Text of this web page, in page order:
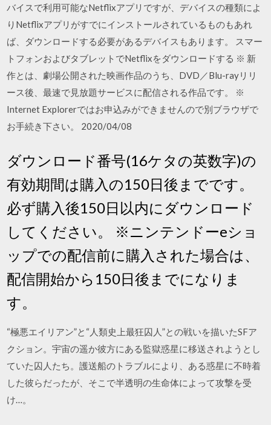
バイスで利用可能なNetflixアプリですが、デバイスの種類によ
りNetflixアプリがすでにインストールされているものもあれ
ば、ダウンロードする必要があるデバイスもあります。 スマー
トフォンおよびタブレットでNetflixをダウンロードする ※ 新
作とは、劇場公開された映画作品のうち、DVD／Blu-rayリリ
ース後、最速で見放題サービスに配信される作品です。 ※
Internet Explorerではお申込みができませんので別ブラウザで
お手続き下さい。 2020/04/08
ダウンロード番号(16ケタの英数字)の
有効期間は購入の150日後までです。
必ず購入後150日以内にダウンロード
してください。 ※ニンテンドーeショ
ップでの配信前に購入された場合は、
配信開始から150日後までになりま
す。
“極悪エイリアン”と“人類史上最狂囚人”との戦いを描いたSFア
クション。宇宙の遥か彼方にある監獄惑星に移送されようとし
ていた囚人たち。護送船のトラブルにより、ある惑星に不時着
した彼らだったが、そこで半透明の生命体によって攻撃を受
け…。